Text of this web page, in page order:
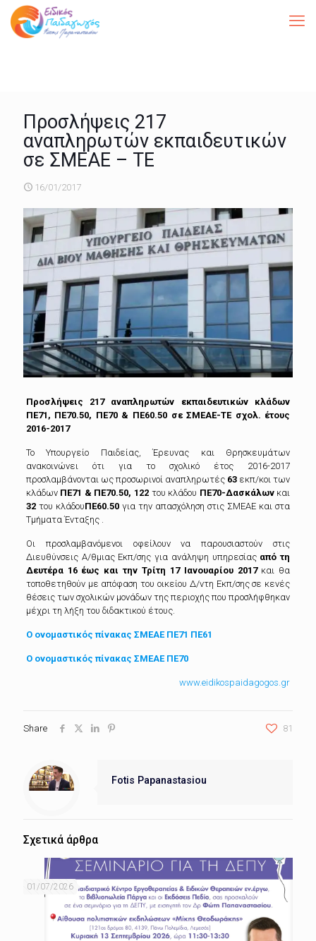
Προσλήψεις 217
αναπληρωτών εκπαιδευτικών
σε ΣΜΕΑΕ – ΤΕ
16/01/2017
Προσλήψεις 217 αναπληρωτών εκπαιδευτικών κλάδων
ΠΕ71, ΠΕ70.50, ΠΕ70 & ΠΕ60.50 σε ΣΜΕΑΕ-ΤΕ σχολ. έτους
2016-2017
Το Υπουργείο Παιδείας, Έρευνας και Θρησκευμάτων
ανακοινώνει ότι για το σχολικό έτος 2016-2017
προσλαμβάνονται ως προσωρινοί αναπληρωτές 63 εκπ/κοι των
κλάδωνΠΕ71 & ΠΕ70.50, 122 του κλάδου ΠΕ70-Δασκάλων και
32 του κλάδουΠΕ60.50 για την απασχόληση στις ΣΜΕΑΕ και στα
Τμήματα Ένταξης .
Οι προσλαμβανόμενοι οφείλουν να παρουσιαστούν στις
Διευθύνσεις Α/θμιας Εκπ/σης για ανάληψη υπηρεσίας από τη
Δευτέρα 16 έως και την Τρίτη 17 Ιανουαρίου 2017και θα
τοποθετηθούν με απόφαση του οικείου Δ/ντη Εκπ/σης σε κενές
θέσεις των σχολικών μονάδων της περιοχής που προσλήφθηκαν
μέχρι τη λήξη του διδακτικού έτους.
Ο ονομαστικός πίνακας ΣΜΕΑΕ ΠΕ71 ΠΕ61
Ο ονομαστικός πίνακας ΣΜΕΑΕ ΠΕ70
www.eidikospaidagogos.gr
Share 81
Fotis Papanastasiou
Σχετικά άρθρα
01/07/2026